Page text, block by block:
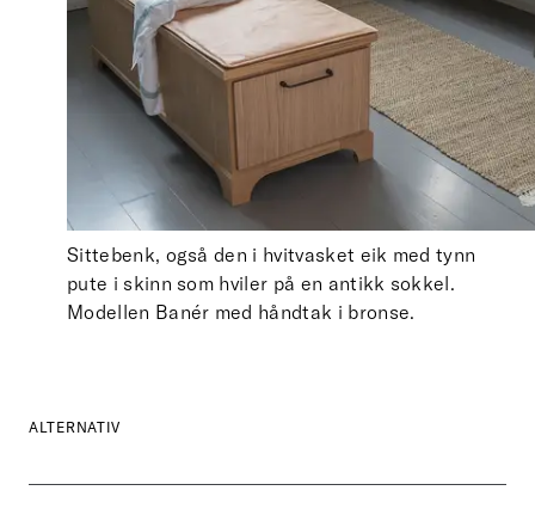
Sittebenk, også den i hvitvasket eik med tynn
pute i skinn som hviler på en antikk sokkel.
Modellen Banér med håndtak i bronse.
ALTERNATIV